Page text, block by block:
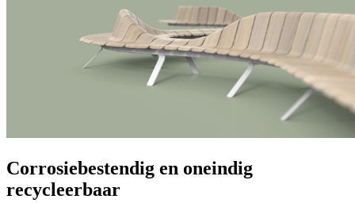
Corrosiebestendig en oneindig
recycleerbaar